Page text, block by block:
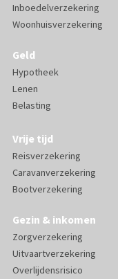
Inboedelverzekering
Woonhuisverzekering
Geld
Hypotheek
Lenen
Belasting
Vrije tijd
Reisverzekering
Caravanverzekering
Bootverzekering
Gezin & inkomen
Zorgverzekering
Uitvaartverzekering
Overlijdensrisico